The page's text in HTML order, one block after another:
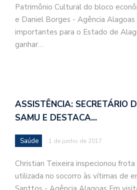
Patrimônio Cultural do bloco
e Daniel Borges - Agência Alagoas
importantes para o Estado de
ganhar…
ASSISTÊNCIA: SECRETÁRIO
SAMU E DESTACA…
Saúde 1 de junho de 2017
Christian Teixeira inspecionou frota
utilizada no socorro às vítimas de